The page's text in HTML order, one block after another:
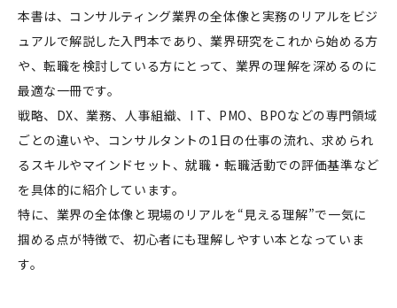
本書は、コンサルティング業界の全体像と実務のリアルをビジ
ュアルで解説した入門本であり、業界研究をこれから始める方
や、転職を検討している方にとって、業界の理解を深めるのに
最適な一冊です。
戦略、DX、業務、人事組織、I T、PMO、BPOなどの専門領域
ごとの違いや、コンサルタントの1日の仕事の流れ、求められ
るスキルやマインドセット、就職・転職活動での評価基準など
を具体的に紹介しています。
特に、業界の全体像と現場のリアルを“見える理解”で一気に
掴める点が特徴で、初心者にも理解しやすい本となっていま
す。